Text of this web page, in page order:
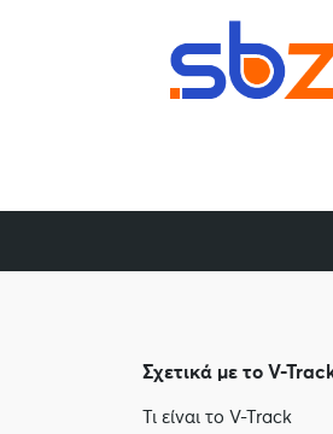
Σχετικά με το V-
Τι είναι το V-Track